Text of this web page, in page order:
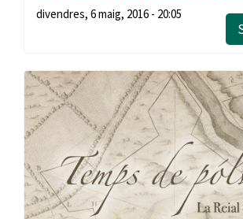
divendres, 6 maig, 2016 - 20:05